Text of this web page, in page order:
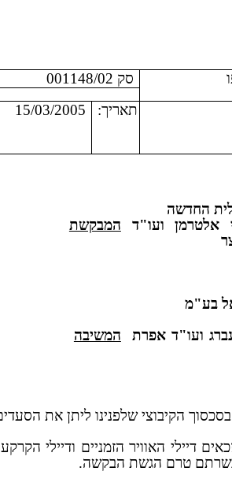
סק 001148/02
15/03/2005
תאריך:
החדשה
המבקשת
אלטרמן ועו"ד
בע"מ
המשיבה
ועו"ד אפרת
הקיבוצי שלפנינו ליתן את
דיילי האוויר הזמניים ודיילי
טרם הגשת הבקשה.